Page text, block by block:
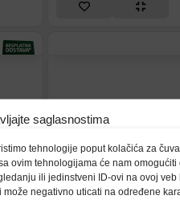
saglasnostima
tehnologije poput kolačića za
ovim tehnologijama će nam
ili jedinstveni ID-ovi na ovoj veb
negativno uticati na određene
JBL Prijenosni
crni